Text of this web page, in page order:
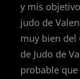
y mis
judo de
muy bien del
de Judo de
probable